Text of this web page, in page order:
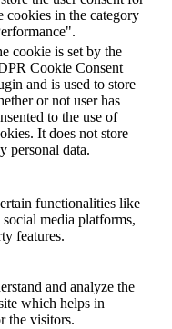
cookies in the category
cookie is set by the
Cookie Consent
and is used to store
or not user has
to the use of
It does not store
personal data.
functionalities like
media platforms,
features.
and analyze the
which helps in
the visitors.